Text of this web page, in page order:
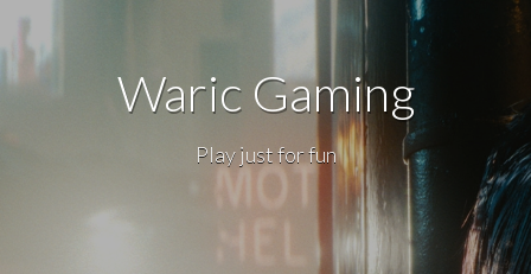
Waric Gaming
Play just for fun